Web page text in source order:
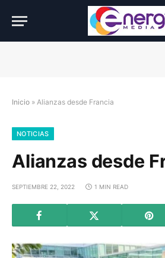
Inicio » Alianzas desde Francia
NOTICIAS
Alianzas desde
SEPTIEMBRE 22, 2022 1 MIN READ